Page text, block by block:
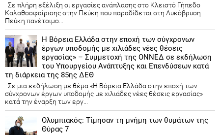
Σε πλήρη εξέλιξη οι εργασίες ανάπλασης στο Κλειστό Γήπεδο
Καλαθοσφαίρισης στην Πεύκη που παραδίδεται στη Λυκόβρυση
Πεύκη πανέτοιμο...
Η Βόρεια Ελλάδα στην εποχή των σύγχρονων
έργων υποδομής με χιλιάδες νέες θέσεις
εργασίας» – Συμμετοχή της ΟΝΝΕΔ σε εκδήλωση
του Υπουργείου Ανάπτυξης και Επενδύσεων κατά
τη διάρκεια της 85ης ΔΕΘ
Σε μια εκδήλωση με θέμα «Η Βόρεια Ελλάδα στην εποχή των
σύγχρονων έργων υποδομής με χιλιάδες νέες θέσεις εργασίας»
κατά την έναρξη των εργ...
Ολυμπιακός: Τίμησαν τη μνήμη των θυμάτων της
Θύρας 7